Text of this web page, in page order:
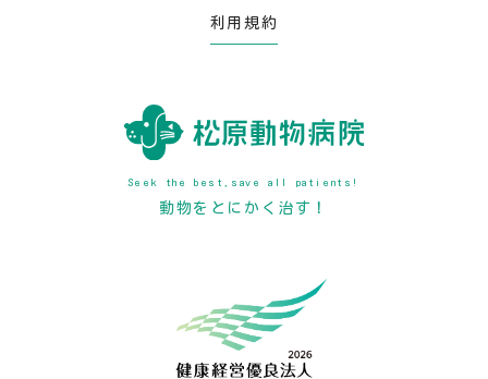
利用規約
Seek the best,save all patients!
動物をとにかく治す！